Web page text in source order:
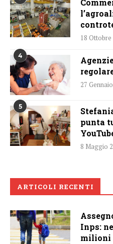
18 Ottobre
4
27
5
punta
8 Maggio
ARTICOLI RECENTI
Inps:
milioni